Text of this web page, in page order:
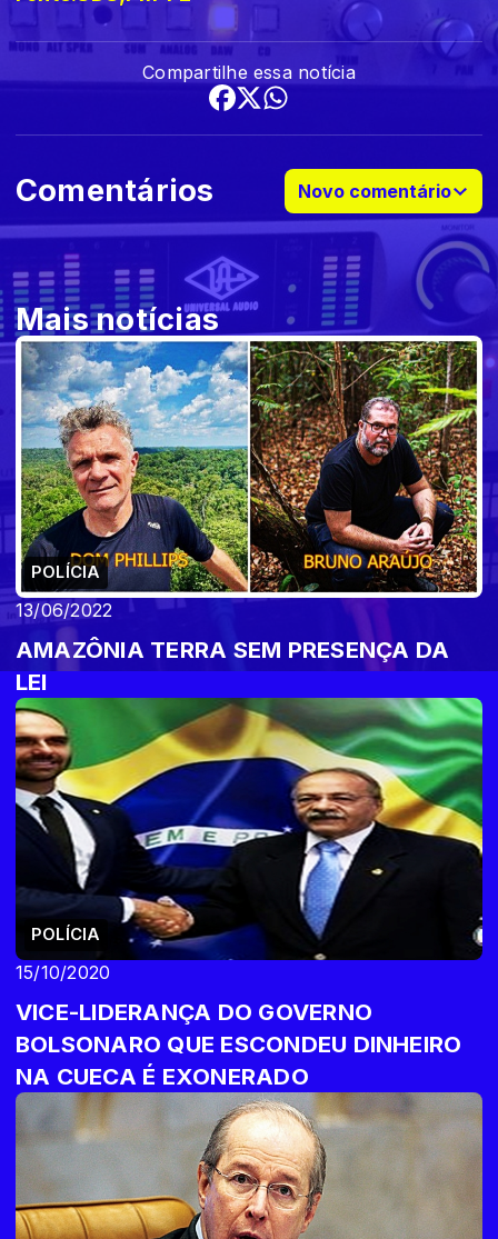
Compartilhe essa notícia
Comentários Novo comentário
Mais notícias
POLÍCIA
13/06/2022
AMAZÔNIA TERRA SEM PRESENÇA DA
LEI
POLÍCIA
15/10/2020
VICE-LIDERANÇA DO GOVERNO
BOLSONARO QUE ESCONDEU DINHEIRO
NA CUECA É EXONERADO